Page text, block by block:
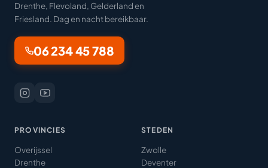
Drenthe, Flevoland, Gelderland en
Friesland. Dag en nacht bereikbaar.
06 234 45 788
PROVINCIES
Overijssel
Drenthe
STEDEN
Zwolle
Deventer